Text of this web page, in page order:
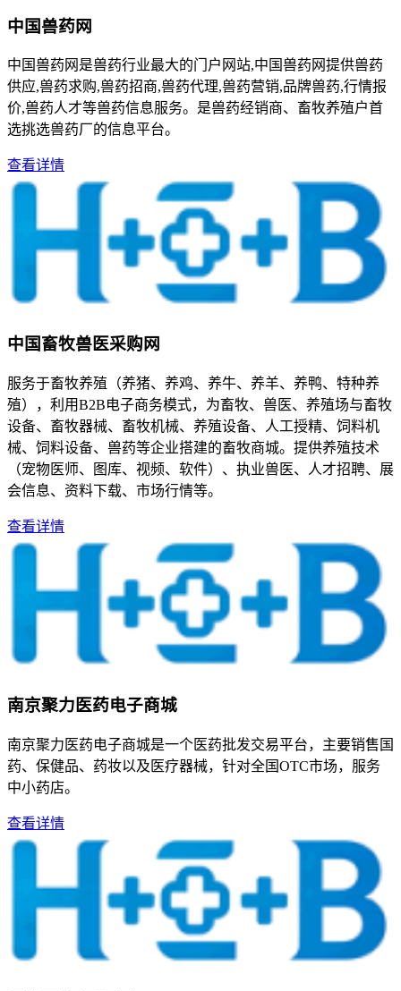
中国兽药网
中国兽药网是兽药行业最大的门户网站,中国兽药网提供兽药
供应,兽药求购,兽药招商,兽药代理,兽药营销,品牌兽药,行情报
价,兽药人才等兽药信息服务。是兽药经销商、畜牧养殖户首
选挑选兽药厂的信息平台。
查看详情
中国畜牧兽医采购网
服务于畜牧养殖（养猪、养鸡、养牛、养羊、养鸭、特种养
殖），利用B2B电子商务模式，为畜牧、兽医、养殖场与畜牧
设备、畜牧器械、畜牧机械、养殖设备、人工授精、饲料机
械、饲料设备、兽药等企业搭建的畜牧商城。提供养殖技术
（宠物医师、图库、视频、软件）、执业兽医、人才招聘、展
会信息、资料下载、市场行情等。
查看详情
南京聚力医药电子商城
南京聚力医药电子商城是一个医药批发交易平台，主要销售国
药、保健品、药妆以及医疗器械，针对全国OTC市场，服务
中小药店。
查看详情